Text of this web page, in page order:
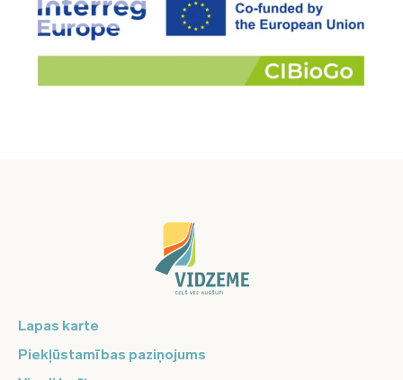
Lapas karte
Piekļūstamības paziņojums